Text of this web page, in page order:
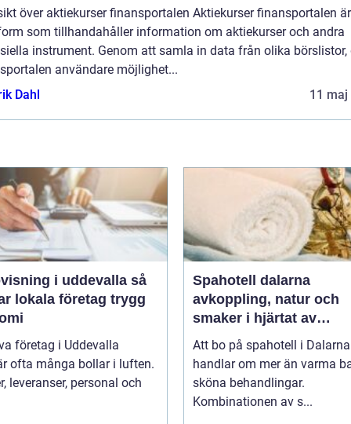
över aktiekurser finansportalen Aktiekurser finansportalen
som tillhandahåller information om aktiekurser och andra
instrument. Genom att samla in data från olika börslistor,
användare möjlighet...
Dahl
11 maj
i uddevalla så
lokala företag trygg
företag i Uddevalla
ofta många bollar i luften.
leveranser, personal och
Spahotell dalarna
avkoppling, natur och
smaker i hjärtat av
landskapet
Att bo på spahotell i Dalarna
handlar om mer än varma
sköna behandlingar.
Kombinationen av s...